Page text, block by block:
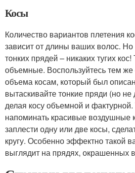
Косы
Количество вариантов плетения
зависит от длины ваших волос.
тонких прядей – никаких тугих кос!
объемные. Воспользуйтесь тем
объема косам, который был
вытаскивайте тонкие пряди (но
делая косу объемной и
напоминать красивые воздушные
заплести одну или две косы,
кругу. Особенно эффектно такой
выглядит на прядях, окрашенных